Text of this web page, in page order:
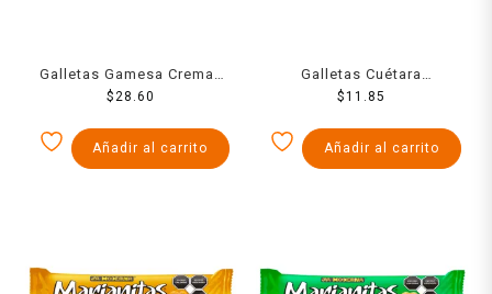
Galletas Gamesa Cremax
tipo wafer con relleno
$ 28.60
Añadir al carrito
Galletas Cuétara
Mexicanas vitaminadas
$11.85
Añadir al carrito